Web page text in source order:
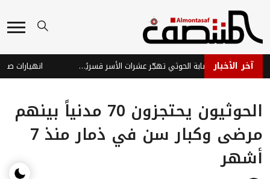
آخر الأخبار مكتب حكومي: عصابة الحوثي تهجّر عشرات الأسر قسريًا من جنوب الحديدة انهيارات
الحوثيون يحتجزون 70 مدنياً بينهم
مرضى وكبار سن في ذمار منذ 7
أشهر